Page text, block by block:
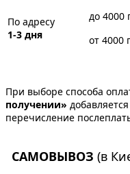
По адресу
1-3 дня
до 4000
от 4000
При выборе способа
получении»
перечисление
САМОВЫВОЗ (в